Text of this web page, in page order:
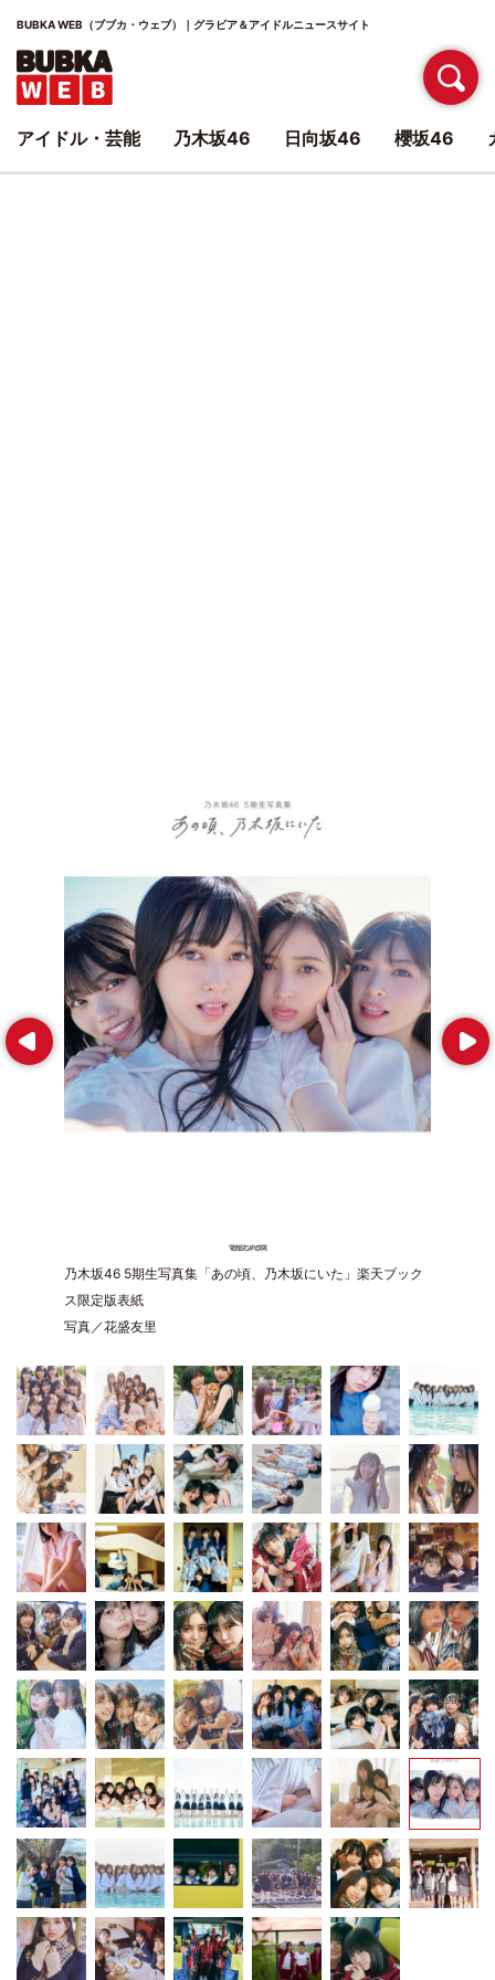
BUBKA WEB（ブブカ・ウェブ）｜グラビア＆アイドルニュースサイト
Prev
乃木坂46 5期生写真集「あの頃、乃木坂にいた」楽天ブック
ス限定版表紙
写真／花盛友里
Next
アイドル・芸能 乃木坂46 日向坂46 櫻坂46